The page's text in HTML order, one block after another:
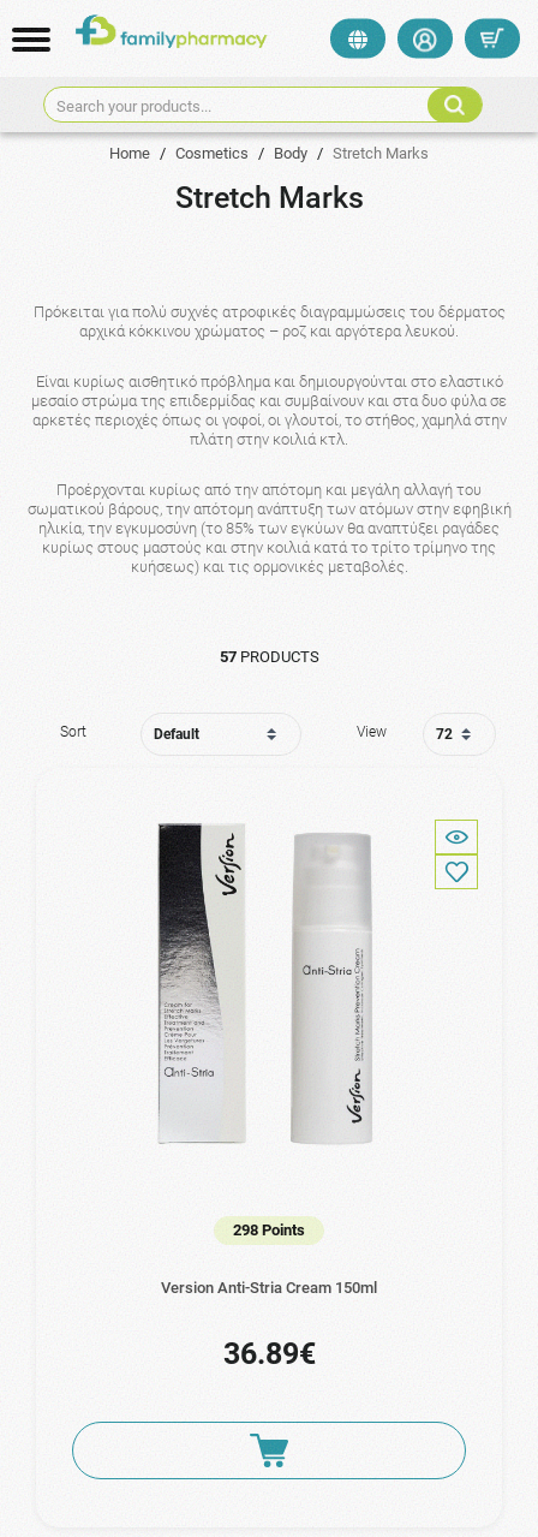
Search your products...
Home / Cosmetics / Body / Stretch Marks
Stretch Marks
Πρόκειται για πολύ συχνές ατροφικές διαγραμμώσεις του δέρματος
αρχικά κόκκινου χρώματος – ροζ και αργότερα λευκού.
Είναι κυρίως αισθητικό πρόβλημα και δημιουργούνται στο ελαστικό
μεσαίο στρώμα της επιδερμίδας και συμβαίνουν και στα δυο φύλα σε
αρκετές περιοχές όπως οι γοφοί, οι γλουτοί, το στήθος, χαμηλά στην
πλάτη στην κοιλιά κτλ.
Προέρχονται κυρίως από την απότομη και μεγάλη αλλαγή του
σωματικού βάρους, την απότομη ανάπτυξη των ατόμων στην εφηβική
ηλικία, την εγκυμοσύνη (το 85% των εγκύων θα αναπτύξει ραγάδες
κυρίως στους μαστούς και στην κοιλιά κατά το τρίτο τρίμηνο της
κυήσεως) και τις ορμονικές μεταβολές.
57PRODUCTS
Sort View
298 Points
Version Anti-Stria Cream 150ml
36.89€